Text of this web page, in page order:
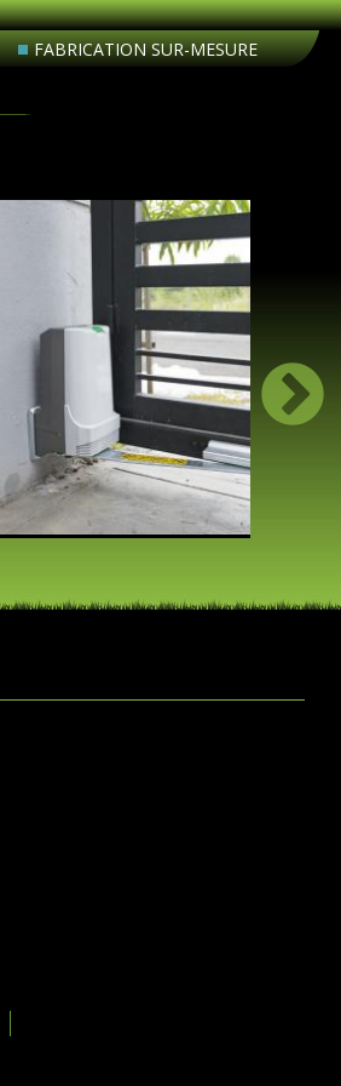
FABRICATION SUR-MESURE